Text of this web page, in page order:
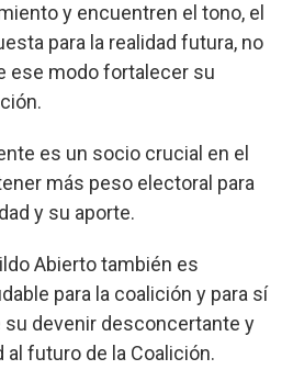
y encuentren el tono, el
para la realidad futura, no
ese modo fortalecer su
es un socio crucial en el
más peso electoral para
y su aporte.
Abierto también es
para la coalición y para sí
devenir desconcertante y
futuro de la Coalición.